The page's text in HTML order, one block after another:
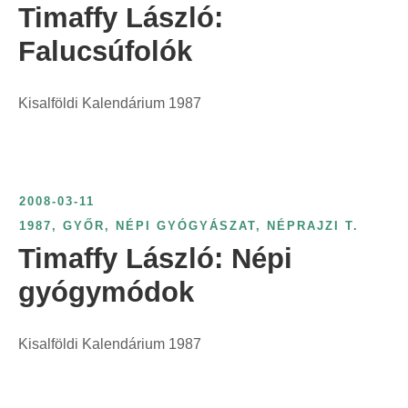
Timaffy László:
Falucsúfolók
Kisalföldi Kalendárium 1987
2008-03-11
1987 , GYŐR , NÉPI GYÓGYÁSZAT, NÉPRAJZI T.
Timaffy László: Népi
gyógymódok
Kisalföldi Kalendárium 1987